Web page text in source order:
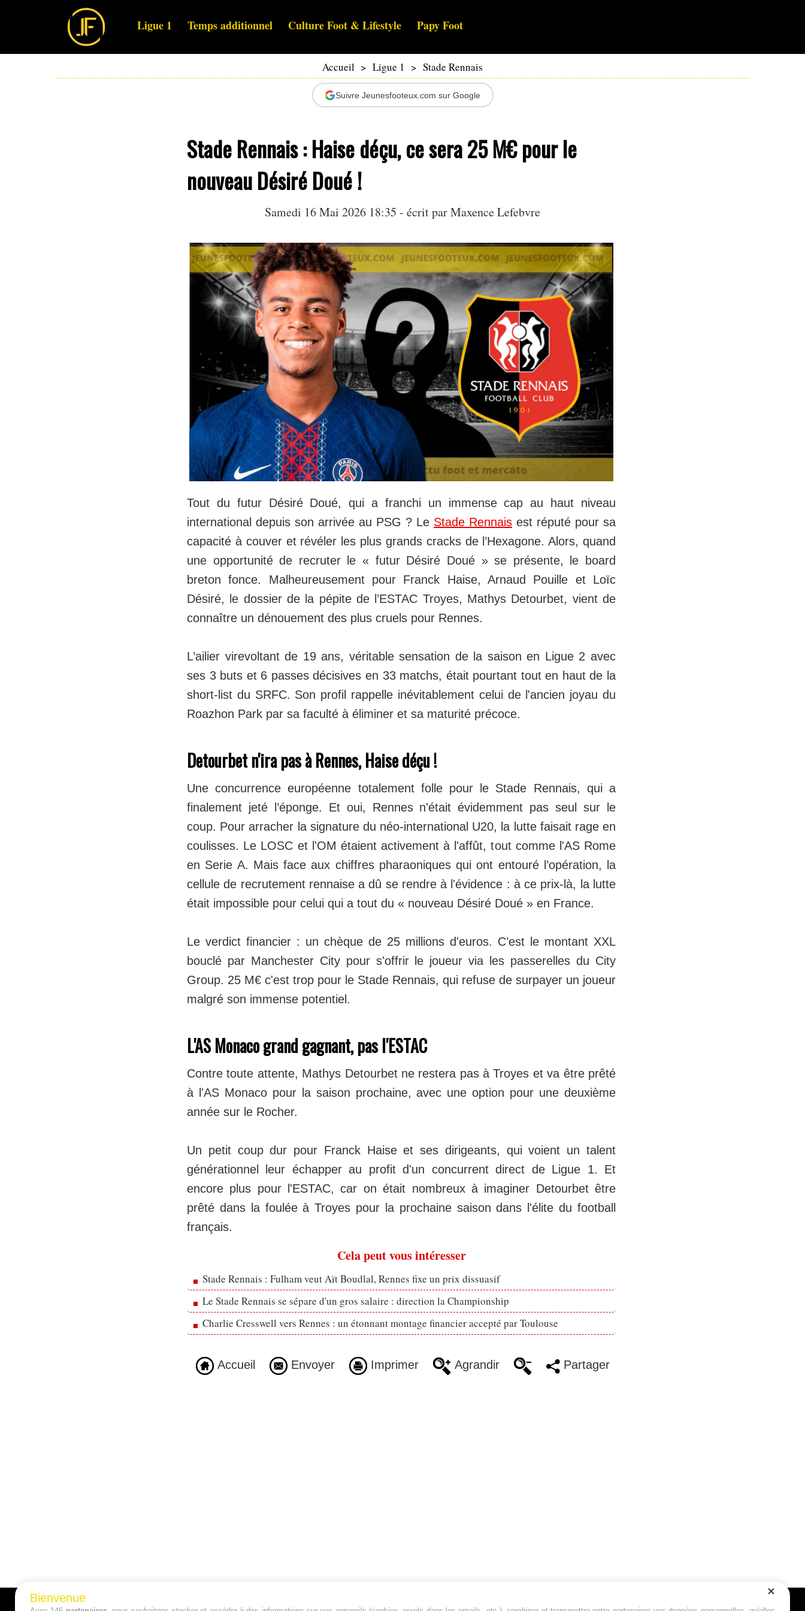
Ligue 1 Temps additionnel Culture Foot & Lifestyle Papy Foot
Accueil > Ligue 1 > Stade Rennais
Suivre Jeunesfooteux.com sur Google
Stade Rennais : Haise déçu, ce sera 25 M€ pour le
nouveau Désiré Doué !
Samedi 16 Mai 2026 18:35 - écrit par Maxence Lefebvre
Tout du futur Désiré Doué, qui a franchi un immense cap au haut niveau
international depuis son arrivée au PSG ? Le Stade Rennais est réputé pour sa
capacité à couver et révéler les plus grands cracks de l’Hexagone. Alors, quand
une opportunité de recruter le « futur Désiré Doué » se présente, le board
breton fonce. Malheureusement pour Franck Haise, Arnaud Pouille et Loïc
Désiré, le dossier de la pépite de l’ESTAC Troyes, Mathys Detourbet, vient de
connaître un dénouement des plus cruels pour Rennes.
L’ailier virevoltant de 19 ans, véritable sensation de la saison en Ligue 2 avec
ses 3 buts et 6 passes décisives en 33 matchs, était pourtant tout en haut de la
short-list du SRFC. Son profil rappelle inévitablement celui de l'ancien joyau du
Roazhon Park par sa faculté à éliminer et sa maturité précoce.
Detourbet n'ira pas à Rennes, Haise déçu !
Une concurrence européenne totalement folle pour le Stade Rennais, qui a
finalement jeté l’éponge. Et oui, Rennes n'était évidemment pas seul sur le
coup. Pour arracher la signature du néo-international U20, la lutte faisait rage en
coulisses. Le LOSC et l'OM étaient activement à l'affût, tout comme l'AS Rome
en Serie A. Mais face aux chiffres pharaoniques qui ont entouré l’opération, la
cellule de recrutement rennaise a dû se rendre à l'évidence : à ce prix-là, la lutte
était impossible pour celui qui a tout du « nouveau Désiré Doué » en France.
Le verdict financier : un chèque de 25 millions d'euros. C’est le montant XXL
bouclé par Manchester City pour s'offrir le joueur via les passerelles du City
Group. 25 M€ c'est trop pour le Stade Rennais, qui refuse de surpayer un joueur
malgré son immense potentiel.
L'AS Monaco grand gagnant, pas l'ESTAC
Contre toute attente, Mathys Detourbet ne restera pas à Troyes et va être prêté
à l'AS Monaco pour la saison prochaine, avec une option pour une deuxième
année sur le Rocher.
Un petit coup dur pour Franck Haise et ses dirigeants, qui voient un talent
générationnel leur échapper au profit d'un concurrent direct de Ligue 1. Et
encore plus pour l'ESTAC, car on était nombreux à imaginer Detourbet être
prêté dans la foulée à Troyes pour la prochaine saison dans l'élite du football
français.
Cela peut vous intéresser
Stade Rennais : Fulham veut Aït Boudlal, Rennes fixe un prix dissuasif
Le Stade Rennais se sépare d'un gros salaire : direction la Championship
Charlie Cresswell vers Rennes : un étonnant montage financier accepté par Toulouse
Accueil Envoyer Imprimer Agrandir Partager
Bienvenue